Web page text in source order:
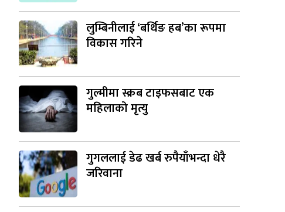
लुम्बिनीलाई ‘बर्थिङ हब’का रूपमा
विकास गरिने
गुल्मीमा स्क्रब टाइफसबाट एक
महिलाको मृत्यु
गुगललाई डेढ खर्ब रुपैयाँभन्दा धेरै
जरिवाना